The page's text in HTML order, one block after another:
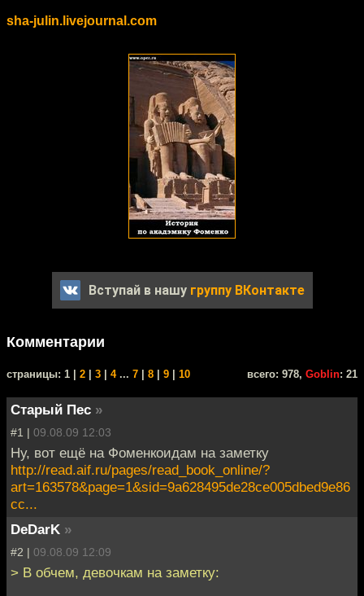
sha-julin.livejournal.com
Вступай в нашу группу ВКонтакте
Комментарии
cтраницы: 1 | 2 3 4... 7 8 9 10 всего: 978, Goblin: 21
Старый Пес »
#1 | 09.08.09 12:03
Ну, вот ещё на Фоменкоидам на заметку
http://read.aif.ru/pages/read_book_online/?
art=163578&page=1&sid=9a628495de28ce005dbed9e86
cc...
DeDarK »
#2 | 09.08.09 12:09
> В обчем, девочкам на заметку: